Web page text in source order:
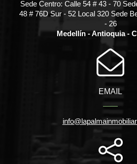
Sede Centro: Calle 54 # 43 - 70
48 # 76D Sur - 52 Local 320 Sede
- 26
Medellín - Antioquia -
EMAIL